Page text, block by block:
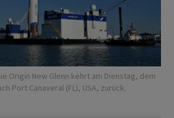
Origin New Glenn kehrt am Dienstag, dem
Port Canaveral (FL), USA, zurück.